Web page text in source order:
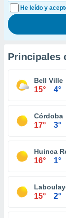
He leído y
Principales
Bell Ville
15° 4°
Córdoba
17° 3°
Huinca
16° 1°
15° 2°